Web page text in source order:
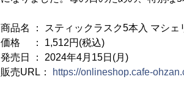
商品名 ： スティックラスク5本入 マシェ
価格 ： 1,512円(税込)
発売日 ： 2024年4月15日(月)
販売URL：
https://onlineshop.cafe-